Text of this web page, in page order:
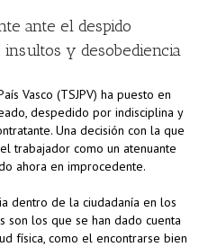
ante el despido
insultos y desobediencia
Vasco (TSJPV) ha puesto en
despedido por indisciplina y
Una decisión con la que
trabajador como un atenuante
ahora en improcedente.
dentro de la ciudadanía en los
son los que se han dado cuenta
física, como el encontrarse bien